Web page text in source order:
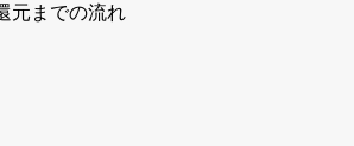
元までの流れ